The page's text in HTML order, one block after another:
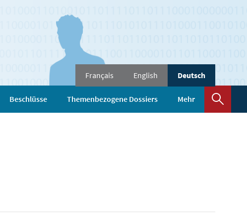
wechseln
Français English Deutsch
Beschlüsse Themenbezogene Dossiers Mehr